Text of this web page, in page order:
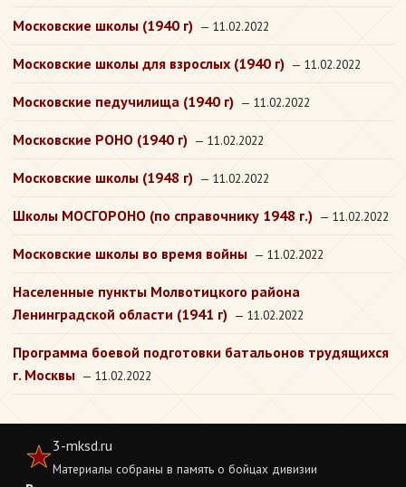
Московские школы (1940 г) — 11.02.2022
Московские школы для взрослых (1940 г) — 11.02.2022
Московские педучилища (1940 г) — 11.02.2022
Московские РОНО (1940 г) — 11.02.2022
Московские школы (1948 г) — 11.02.2022
Школы МОСГОРОНО (по справочнику 1948 г.) — 11.02.2022
Московские школы во время войны — 11.02.2022
Населенные пункты Молвотицкого района
Ленинградской области (1941 г) — 11.02.2022
Программа боевой подготовки батальонов трудящихся
г. Москвы — 11.02.2022
3-mksd.ru
Материалы собраны в память о бойцах дивизии